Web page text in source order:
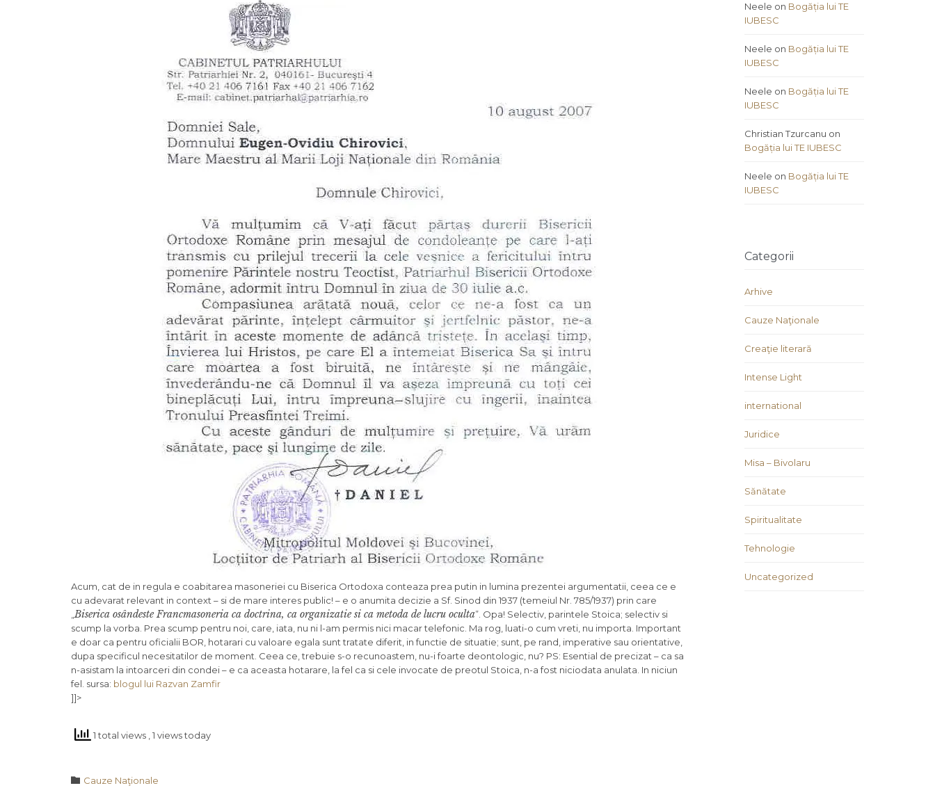
Acum, cat de in regula e coabitarea masoneriei cu Biserica Ortodoxa conteaza prea putin in lumina prezentei argumentatii, ceea ce e
cu adevarat relevant in context – si de mare interes public! – e o anumita decizie a Sf. Sinod din 1937 (temeiul Nr. 785/1937) prin care
Biserica osândeste Francmasoneria ca doctrina, ca organizatie si ca metoda de lucru oculta”. Opa! Selectiv, parintele Stoica; selectiv si
scump la vorba. Prea scump pentru noi, care, iata, nu ni l-am permis nici macar telefonic. Ma rog, luati-o cum vreti, nu importa. Important
e doar ca pentru oficialii BOR, hotarari cu valoare egala sunt tratate diferit, in functie de situatie; sunt, pe rand, imperative sau orientative,
dupa specificul necesitatilor de moment. Ceea ce, trebuie s-o recunoastem, nu-i foarte deontologic, nu? PS: Esential de precizat – ca sa
n-asistam la intoarceri din condei – e ca aceasta hotarare, la fel ca si cele invocate de preotul Stoica, n-a fost niciodata anulata. In niciun
fel. sursa: blogul lui Razvan Zamfir
]]>
1 total views , 1 views today
 Category
Cauze Naţionale
Neele on Bogăția lui TE
IUBESC
Neele on Bogăția lui TE
IUBESC
Neele on Bogăția lui TE
IUBESC
Christian Tzurcanu on
Bogăția lui TE IUBESC
Neele on Bogăția lui TE
IUBESC
Categorii
Arhive
Cauze Naţionale
Creaţie literară
Intense Light
international
Juridice
Misa – Bivolaru
Sănătate
Spiritualitate
Tehnologie
Uncategorized